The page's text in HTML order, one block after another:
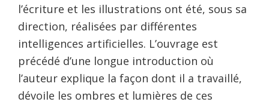
l’écriture et les illustrations ont été, sous sa
direction, réalisées par différentes
intelligences artificielles. L’ouvrage est
précédé d’une longue introduction où
l’auteur explique la façon dont il a travaillé,
dévoile les ombres et lumières de ces